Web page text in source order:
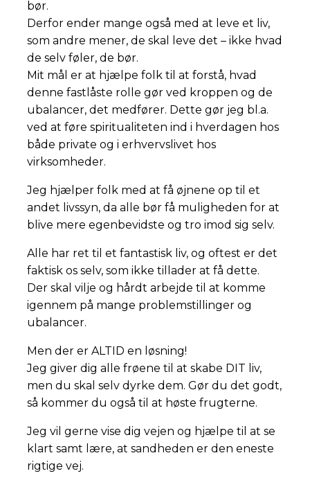
bør.
Derfor ender mange også med at leve et liv,
som andre mener, de skal leve det – ikke hvad
de selv føler, de bør.
Mit mål er at hjælpe folk til at forstå, hvad
denne fastlåste rolle gør ved kroppen og de
ubalancer, det medfører. Dette gør jeg bl.a.
ved at føre spiritualiteten ind i hverdagen hos
både private og i erhvervslivet hos
virksomheder.
Jeg hjælper folk med at få øjnene op til et
andet livssyn, da alle bør få muligheden for at
blive mere egenbevidste og tro imod sig selv.
Alle har ret til et fantastisk liv, og oftest er det
faktisk os selv, som ikke tillader at få dette.
Der skal vilje og hårdt arbejde til at komme
igennem på mange problemstillinger og
ubalancer.
Men der er ALTID en løsning!
Jeg giver dig alle frøene til at skabe DIT liv,
men du skal selv dyrke dem. Gør du det godt,
så kommer du også til at høste frugterne.
Jeg vil gerne vise dig vejen og hjælpe til at se
klart samt lære, at sandheden er den eneste
rigtige vej.